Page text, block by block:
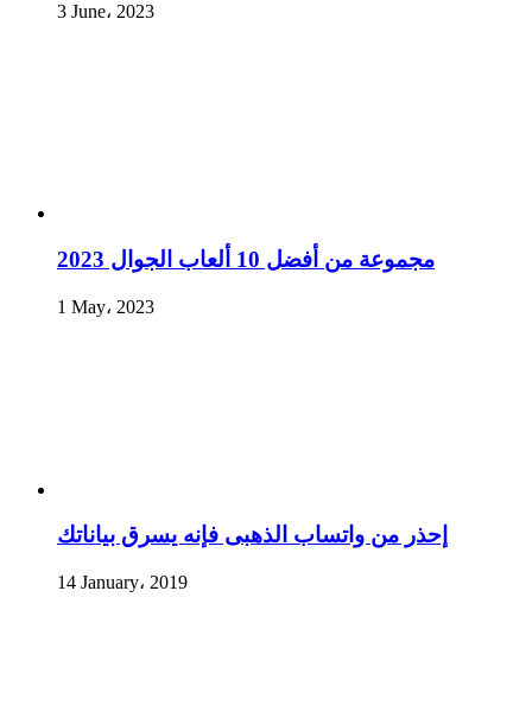
3 June، 2023
مجموعة من أفضل 10 ألعاب الجوال 2023
1 May، 2023
إحذر من واتساب الذهبى فإنه يسرق بياناتك
14 January، 2019